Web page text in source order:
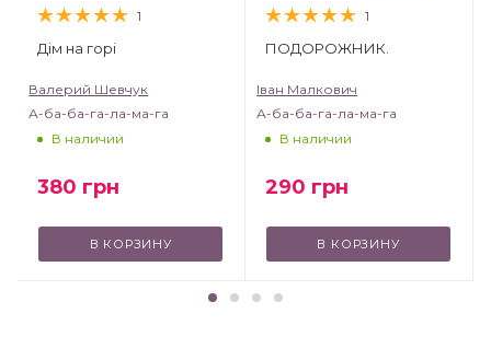
1
Дім на горі
Валерий Шевчук
А-ба-ба-га-ла-ма-га
В наличии
380 грн
В КОРЗИНУ
1
ПОДОРОЖНИК.
Іван Малкович
А-ба-ба-га-ла-ма-га
В наличии
290 грн
В КОРЗИНУ